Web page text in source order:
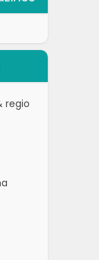
regio